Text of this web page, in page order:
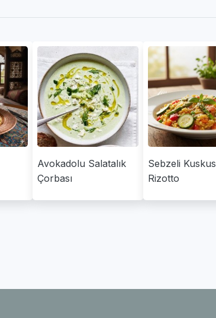
Avokadolu Salatalık
Çorbası
Sebzeli Kuskus
Rizotto